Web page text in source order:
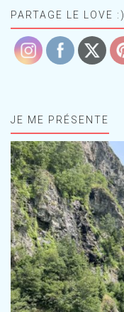
PARTAGE LE LOVE :)
JE ME PRÉSENTE